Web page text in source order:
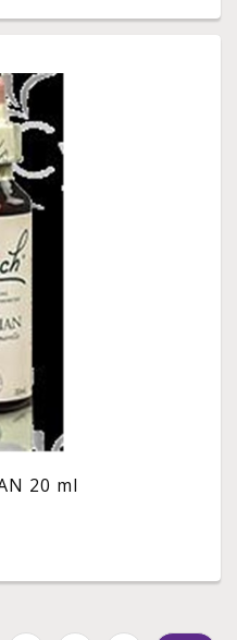
20 ml